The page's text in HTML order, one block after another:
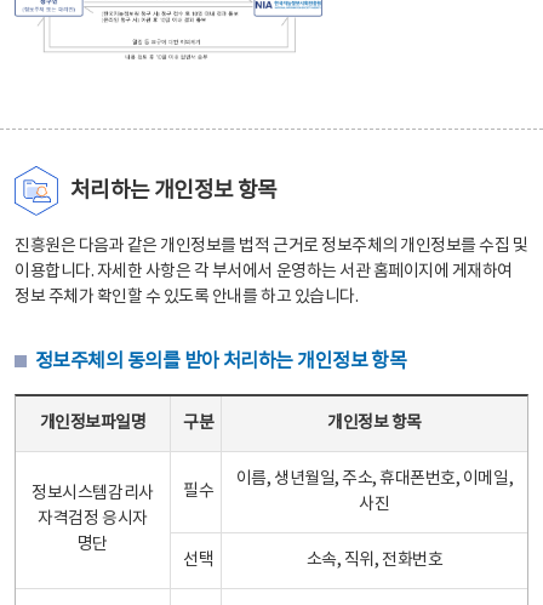
처리하는 개인정보 항목
진흥원은 다음과 같은 개인정보를 법적 근거로 정보주체의 개인정보를 수집 및
이용합니다. 자세한 사항은 각 부서에서 운영하는 서관 홈페이지에 게재하여
정보 주체가 확인할 수 있도록 안내를 하고 있습니다.
정보주체의 동의를 받아 처리하는 개인정보 항목
개인정보파일명 구분 개인정보 항목
정보시스템감리사
자격검정 응시자
명단
필수
이름, 생년월일, 주소, 휴대폰번호, 이메일,
사진
선택 소속, 직위, 전화번호